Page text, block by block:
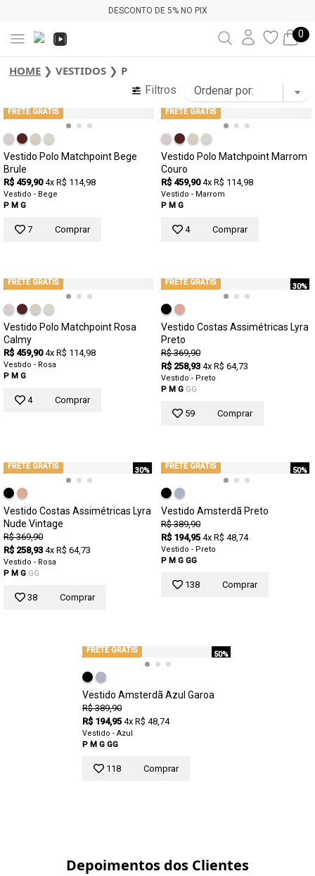
DESCONTO DE 5% NO PIX
0
HOME ❯ VESTIDOS ❯ P
Filtros
FRETE GRÁTIS
Vestido Polo Matchpoint Bege
Brule
R$ 459,90 4x R$ 114,98
Vestido - Bege
P M G
7 Comprar
FRETE GRÁTIS
Vestido Polo Matchpoint Marrom
Couro
R$ 459,90 4x R$ 114,98
Vestido - Marrom
P M G
4 Comprar
FRETE GRÁTIS
Vestido Polo Matchpoint Rosa
Calmy
R$ 459,90 4x R$ 114,98
Vestido - Rosa
P M G
4 Comprar
30%
FRETE GRÁTIS
Vestido Costas Assimétricas Lyra
Preto
R$ 369,90
R$ 258,93 4x R$ 64,73
Vestido - Preto
P M G GG
59 Comprar
30%
FRETE GRÁTIS
Vestido Costas Assimétricas Lyra
Nude Vintage
R$ 369,90
R$ 258,93 4x R$ 64,73
Vestido - Rosa
P M G GG
38 Comprar
50%
FRETE GRÁTIS
Vestido Amsterdã Preto
R$ 389,90
R$ 194,95 4x R$ 48,74
Vestido - Preto
P M G GG
138 Comprar
50%
FRETE GRÁTIS
Vestido Amsterdã Azul Garoa
R$ 389,90
R$ 194,95 4x R$ 48,74
Vestido - Azul
P M G GG
118 Comprar
Depoimentos dos Clientes